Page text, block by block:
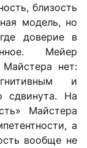
близость
модель, но
доверие в
Мейер
нет:
и
сдвинута. На
Майстера
а
вообще не